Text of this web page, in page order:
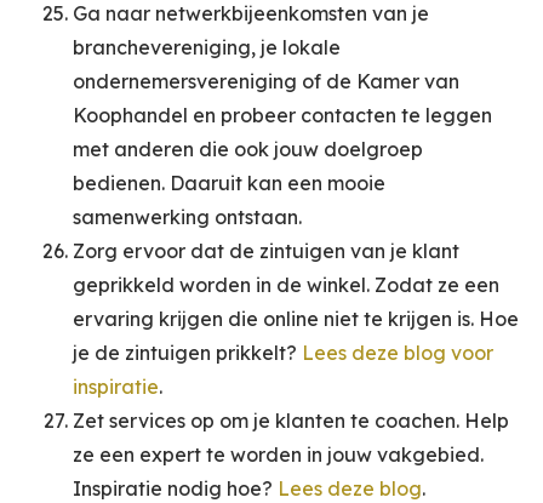
Ga naar netwerkbijeenkomsten van je
branchevereniging, je lokale
ondernemersvereniging of de Kamer van
Koophandel en probeer contacten te leggen
met anderen die ook jouw doelgroep
bedienen. Daaruit kan een mooie
samenwerking ontstaan.
Zorg ervoor dat de zintuigen van je klant
geprikkeld worden in de winkel. Zodat ze een
ervaring krijgen die online niet te krijgen is. Hoe
je de zintuigen prikkelt? Lees deze blog voor
inspiratie.
Zet services op om je klanten te coachen. Help
ze een expert te worden in jouw vakgebied.
Inspiratie nodig hoe? Lees deze blog.